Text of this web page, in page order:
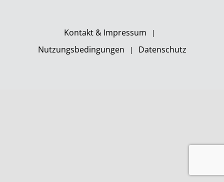
Kontakt & Impressum
Nutzungsbedingungen
Datenschutz